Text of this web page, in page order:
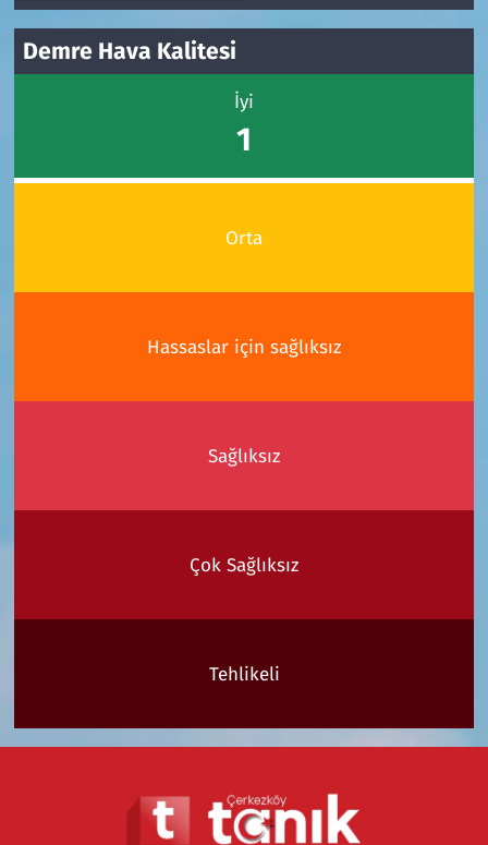
Demre Hava Kalitesi
İyi
1
Orta
Hassaslar için sağlıksız
Sağlıksız
Çok Sağlıksız
Tehlikeli